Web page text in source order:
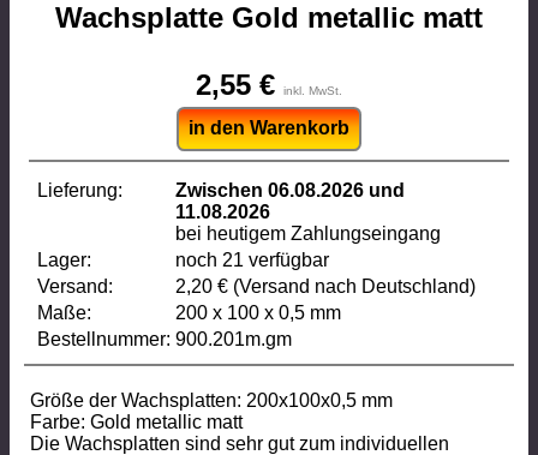
Wachsplatte Gold metallic matt
2,55 € inkl. MwSt.
in den Warenkorb
Lieferung:
Zwischen 06.08.2026 und
11.08.2026
bei heutigem Zahlungseingang
Lager:
noch 21 verfügbar
Versand:
2,20 € (Versand nach Deutschland)
Maße:
200 x 100 x 0,5 mm
Bestellnummer: 900.201m.gm
Größe der Wachsplatten: 200x100x0,5 mm
Farbe: Gold metallic matt
Die Wachsplatten sind sehr gut zum individuellen